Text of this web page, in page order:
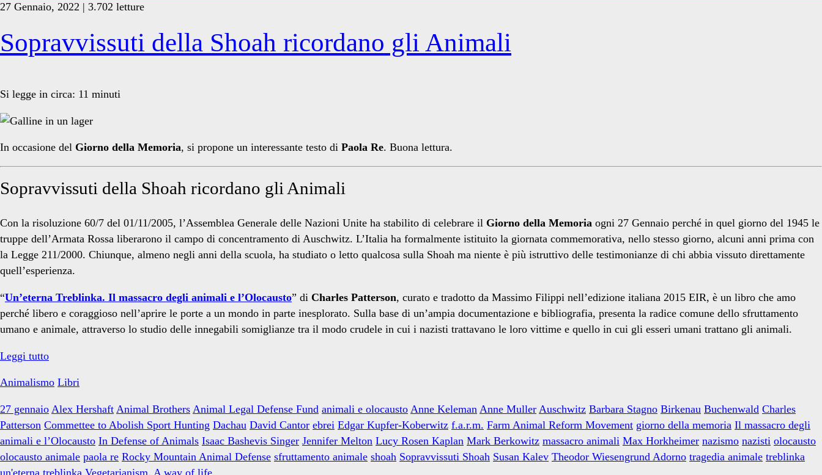
Keleman</span>
27 Gennaio, 2022 | 3.702 letture
Sopravvissuti della Shoah ricordano gli Animali
Si legge in circa: 11 minuti
In occasione del Giorno della Memoria, si propone un interessante testo di Paola Re. Buona lettura.
Sopravvissuti della Shoah ricordano gli Animali
Con la risoluzione 60/7 del 01/11/2005, l’Assemblea Generale delle Nazioni Unite ha stabilito di celebrare il Giorno della Memoria ogni 27 Gennaio perché in quel giorno del 1945 le
truppe dell’Armata Rossa liberarono il campo di concentramento di Auschwitz. L’Italia ha formalmente istituito la giornata commemorativa, nello stesso giorno, alcuni anni prima con
la Legge 211/2000. Chiunque, almeno negli anni della scuola, ha studiato o letto qualcosa sulla Shoah ma niente è più istruttivo delle testimonianze di chi abbia vissuto direttamente
quell’esperienza.
“Un’eterna Treblinka. Il massacro degli animali e l’Olocausto” di Charles Patterson, curato e tradotto da Massimo Filippi nell’edizione italiana 2015 EIR, è un libro che amo
perché libero e coraggioso nell’aprire le porte a un mondo in parte inesplorato. Sulla base di un’ampia documentazione e bibliografia, presenta la radice comune dello sfruttamento
umano e animale, attraverso lo studio delle innegabili somiglianze tra il modo crudele in cui i nazisti trattavano le loro vittime e quello in cui gli esseri umani trattano gli animali.
Leggi tuttoSopravvissuti
Shoah
ricordano
gli
Animali
Animalismo Libri
27 gennaio Alex Hershaft Animal Brothers Animal Legal Defense Fund animali e olocausto Anne Keleman Anne Muller Auschwitz Barbara Stagno Birkenau Buchenwald Charles
Patterson Commettee to Abolish Sport Hunting Dachau David Cantor ebrei Edgar Kupfer-Koberwitz f.a.r.m. Farm Animal Reform Movement giorno della memoria Il massacro degli
animali e l’Olocausto In Defense of Animals Isaac Bashevis Singer Jennifer Melton Lucy Rosen Kaplan Mark Berkowitz massacro animali Max Horkheimer nazismo nazisti olocausto
olocausto animale paola re Rocky Mountain Animal Defense sfruttamento animale shoah Sopravvissuti Shoah Susan Kalev Theodor Wiesengrund Adorno tragedia animale treblinka
un'eterna treblinka Vegetarianism. A way of life